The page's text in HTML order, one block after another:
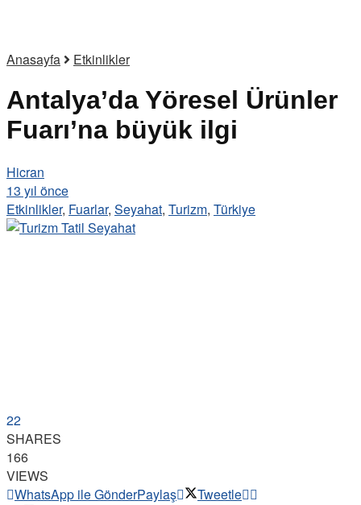
Anasayfa Etkinlikler
Antalya’da Yöresel Ürünler
Fuarı’na büyük ilgi
Hicran
13 yıl önce
Etkinlikler, Fuarlar, Seyahat, Turizm, Türkiye
22
SHARES
166
VIEWS
WhatsApp ile GönderPaylaş Tweetle